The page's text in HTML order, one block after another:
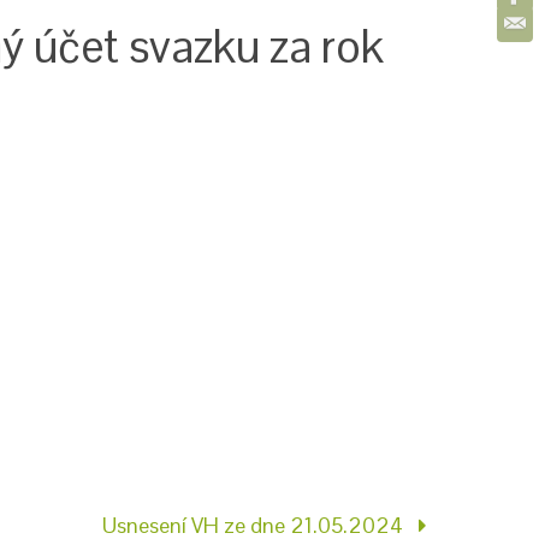
účet svazku za rok
Usnesení VH ze dne 21.05.2024